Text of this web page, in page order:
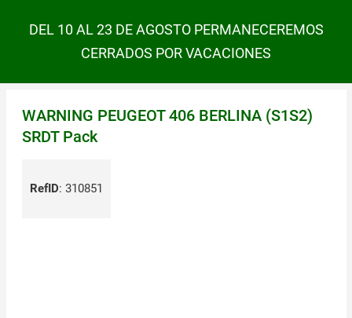
DEL 10 AL 23 DE AGOSTO PERMANECEREMOS
CERRADOS POR VACACIONES
WARNING PEUGEOT 406 BERLINA (S1S2)
SRDT Pack
RefID: 310851